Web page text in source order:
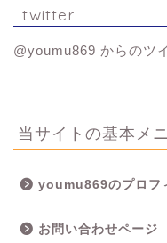
twitter
@youmu869 からのツ
当サイトの基本メ
youmu869のプロフ
お問い合わせページ